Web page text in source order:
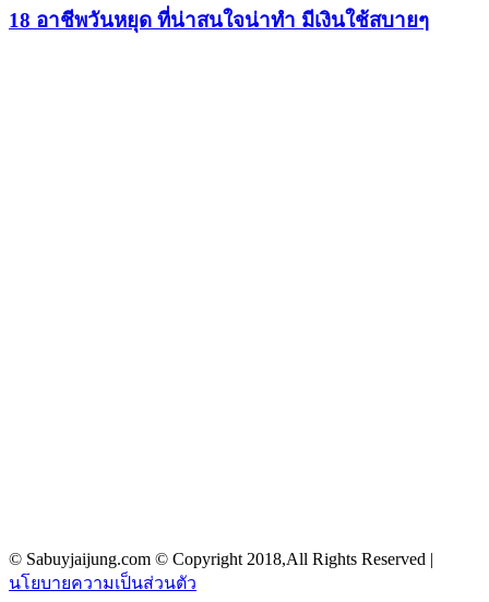
18 อาชีพวันหยุด ที่น่าสนใจน่าทำ มีเงินใช้สบายๆ
© Sabuyjaijung.com © Copyright 2018,All Rights Reserved |
นโยบายความเป็นส่วนตัว